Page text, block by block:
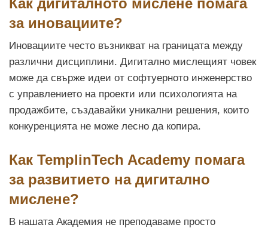
Как дигиталното мислене помага
за иновациите?
Иновациите често възникват на границата между
различни дисциплини. Дигитално мислещият човек
може да свърже идеи от софтуерното инженерство
с управлението на проекти или психологията на
продажбите, създавайки уникални решения, които
конкуренцията не може лесно да копира.
Как TemplinTech Academy помага
за развитието на дигитално
мислене?
В нашата Академия не преподаваме просто